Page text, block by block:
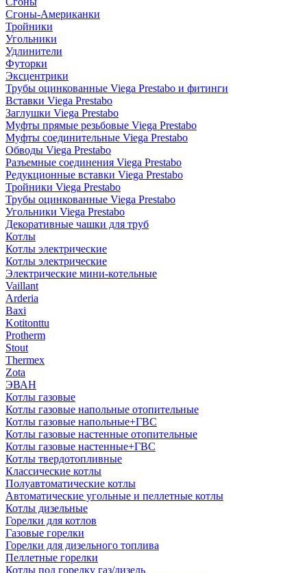
Сгоны-Американки
Тройники
Угольники
Удлинители
Футорки
Эксцентрики
Трубы оцинкованные Viega Prestabo и фитинги
Вставки Viega Prestabo
Заглушки Viega Prestabo
Муфты прямые резьбовые Viega Prestabo
Муфты соединительные Viega Prestabo
Обводы Viega Prestabo
Разъемные соединения Viega Prestabo
Редукционные вставки Viega Prestabo
Тройники Viega Prestabo
Трубы оцинкованные Viega Prestabo
Угольники Viega Prestabo
Декоративные чашки для труб
Котлы
Котлы электрические
Котлы электрические
Электрические мини-котельные
Vaillant
Arderia
Baxi
Kotitonttu
Protherm
Stout
Thermex
Zota
ЭВАН
Котлы газовые
Котлы газовые напольные отопительные
Котлы газовые напольные+ГВС
Котлы газовые настенные отопительные
Котлы газовые настенные+ГВС
Котлы твердотопливные
Классические котлы
Полуавтоматические котлы
Автоматические угольные и пеллетные котлы
Котлы дизельные
Горелки для котлов
Газовые горелки
Горелки для дизельного топлива
Пеллетные горелки
Котлы под горелку газ/дизель